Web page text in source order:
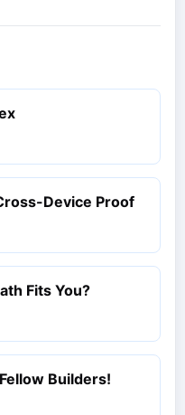
Device Proof
Fits You?
Builders!